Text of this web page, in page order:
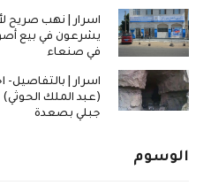
اسرار | نهب صريح
يشرعون في بيع
في صنعاء
اسرار | بالتفاصيل-
(عبد الملك الحوثي)
جبلي بصعدة
الوسوم